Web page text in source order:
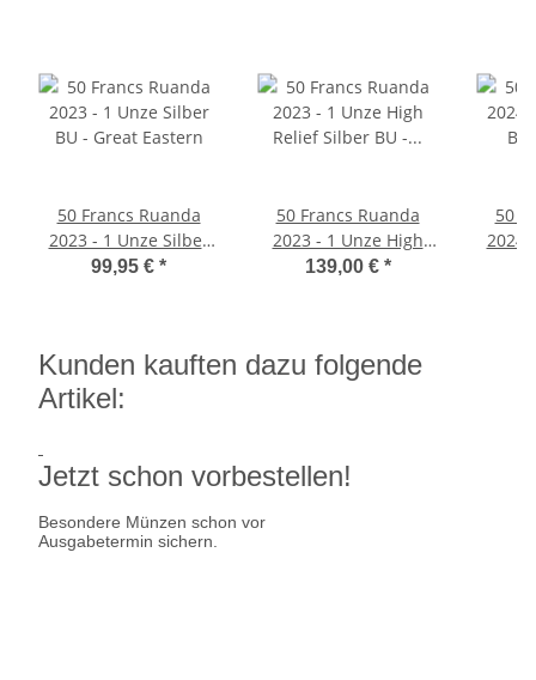
50 Francs Ruanda
2023 - 1 Unze Silber
BU - Great Eastern
99,95 € *
50 Francs Ruanda
2023 - 1 Unze High
Relief Silber BU -
139,00 € *
50
2024
Kunden kauften dazu folgende
Artikel:
Jetzt schon vorbestellen!
Besondere Münzen schon vor
Ausgabetermin sichern.